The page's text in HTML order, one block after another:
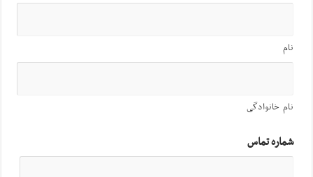
نام
نام خانوادگی
شماره تماس